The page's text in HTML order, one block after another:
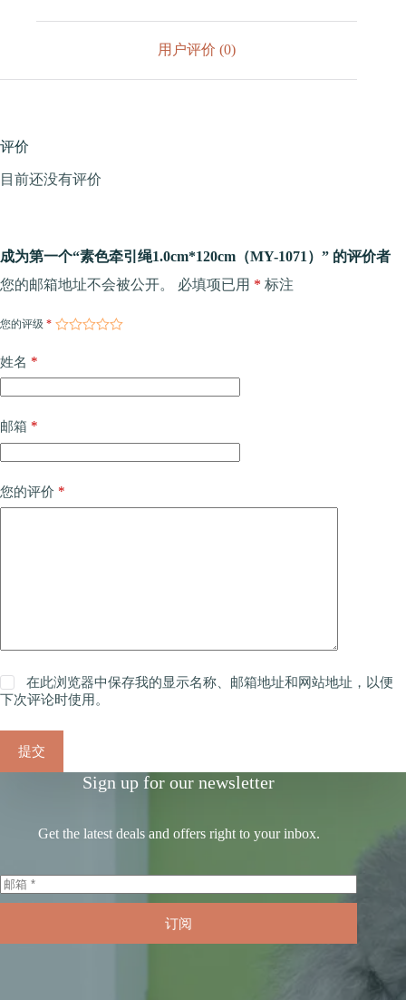
1071）
用户评价 (0)
评价
目前还没有评价
成为第一个“素色牵引绳1.0cm*120cm（MY-1071）” 的评价者
您的邮箱地址不会被公开。
必填项已用 * 标注
您的评级 *
姓名 *
邮箱 *
您的评价 *
在此浏览器中保存我的显示名称、邮箱地址和网站地址，以便
下次评论时使用。
提交
Sign up for our newsletter
Get the latest deals and offers right to your inbox.
订阅